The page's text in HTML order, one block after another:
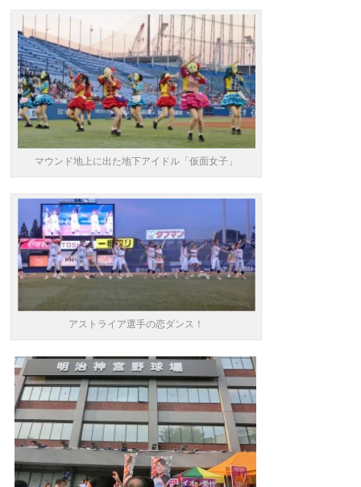
マウンド地上に出た地下アイドル「仮面女子」
アストライア選手の恋ダンス！